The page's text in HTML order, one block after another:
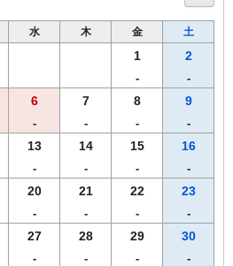
水 木 金 土
1
-
2
-
6
-
7
-
8
-
9
-
13
-
14
-
15
-
16
-
20
-
21
-
22
-
23
-
27
-
28
-
29
-
30
-